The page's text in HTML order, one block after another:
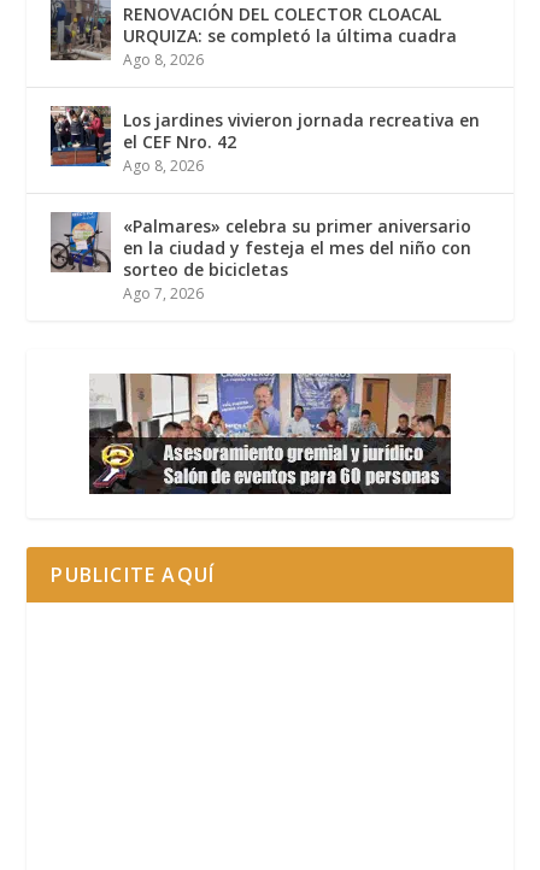
RENOVACIÓN DEL COLECTOR CLOACAL
URQUIZA: se completó la última cuadra
Ago 8, 2026
Los jardines vivieron jornada recreativa en
el CEF Nro. 42
Ago 8, 2026
«Palmares» celebra su primer aniversario
en la ciudad y festeja el mes del niño con
sorteo de bicicletas
Ago 7, 2026
PUBLICITE AQUÍ